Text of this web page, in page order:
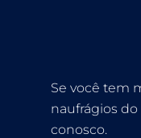
Se você tem
naufrágios
conosco.